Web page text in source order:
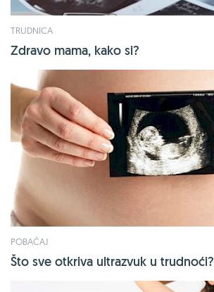
TRUDNICA
Zdravo mama, kako si?
POBAČAJ
Što sve otkriva ultrazvuk u trudnoći?